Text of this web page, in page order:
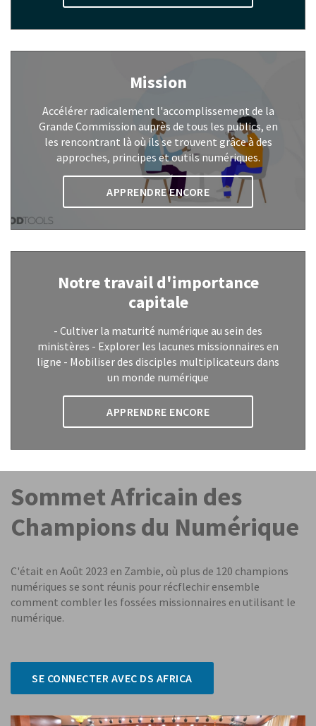
Mission
Accélérer radicalement l'accomplissement de la
Grande Commission auprès de tous les publics, en
les rencontrant là où ils se trouvent grâce à des
approches, principes et outils numériques.
APPRENDRE ENCORE
Notre travail d'importance
capitale
- Cultiver la maturité numérique au sein des
ministères - Explorer les lacunes missionnaires en
ligne - Mobiliser des disciples multiplicateurs dans
un monde numérique
APPRENDRE ENCORE
Sommet Africain des
Champions du Numérique
C'était en Août 2023 en Zambie, où plus de 120 champions
numériques se sont réunis pour récflechir ensemble
comment combler les fossées missionnaires en utilisant le
numérique.
SE CONNECTER AVEC DS AFRICA